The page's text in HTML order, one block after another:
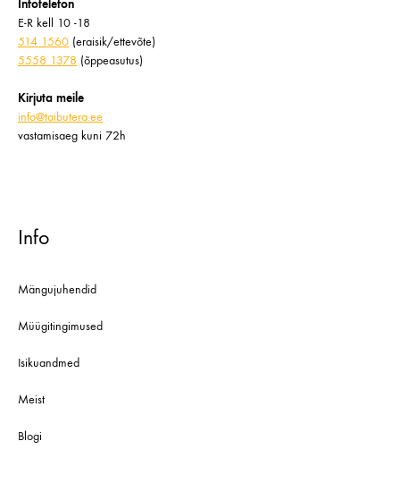
Infotelefon
E-R kell 10 -18
514 1560 (eraisik/ettevõte)
5558 1378 (õppeasutus)
Kirjuta meile
info@taibutera.ee
vastamisaeg kuni 72h
Info
Mängujuhendid
Müügitingimused
Isikuandmed
Meist
Blogi